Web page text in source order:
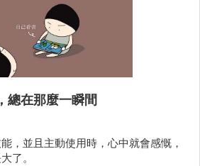
總在那麼一瞬間
，並且主動使用時，心中就會感慨，
了。